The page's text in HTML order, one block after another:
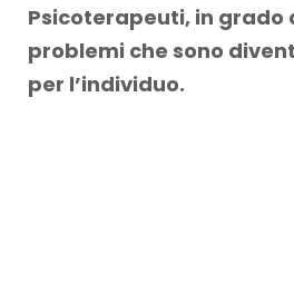
Psicoterapeuti, in grado
problemi che sono
per l’individuo.